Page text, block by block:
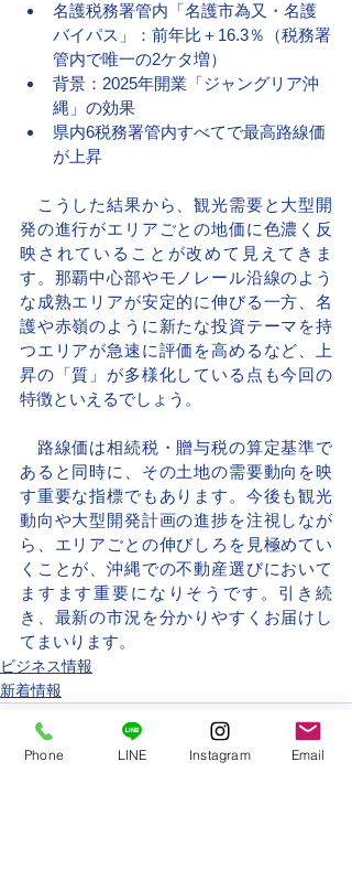
名護税務署管内「名護市為又・名護
バイパス」：前年比＋16.3％（税務署
管内で唯一の2ケタ増）
背景：2025年開業「ジャングリア沖
縄」の効果
県内6税務署管内すべてで最高路線価
が上昇
こうした結果から、観光需要と大型開
発の進行がエリアごとの地価に色濃く反
映されていることが改めて見えてきま
す。那覇中心部やモノレール沿線のよう
な成熟エリアが安定的に伸びる一方、名
護や赤嶺のように新たな投資テーマを持
つエリアが急速に評価を高めるなど、上
昇の「質」が多様化している点も今回の
特徴といえるでしょう。
路線価は相続税・贈与税の算定基準で
あると同時に、その土地の需要動向を映
す重要な指標でもあります。今後も観光
動向や大型開発計画の進捗を注視しなが
ら、エリアごとの伸びしろを見極めてい
くことが、沖縄での不動産選びにおいて
ますます重要になりそうです。引き続
き、最新の市況を分かりやすくお届けし
てまいります。
ビジネス情報
新着情報
Phone LINE Instagram Email